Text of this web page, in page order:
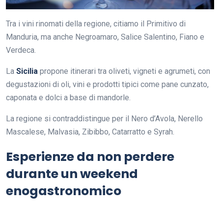
Tra i vini rinomati della regione, citiamo il Primitivo di
Manduria, ma anche Negroamaro, Salice Salentino, Fiano e
Verdeca.
La Sicilia propone itinerari tra oliveti, vigneti e agrumeti, con
degustazioni di oli, vini e prodotti tipici come pane cunzato,
caponata e dolci a base di mandorle.
La regione si contraddistingue per il Nero d’Avola, Nerello
Mascalese, Malvasia, Zibibbo, Catarratto e Syrah.
Esperienze da non perdere
durante un weekend
enogastronomico